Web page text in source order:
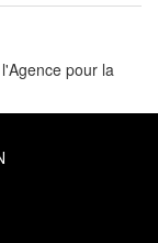
pour la